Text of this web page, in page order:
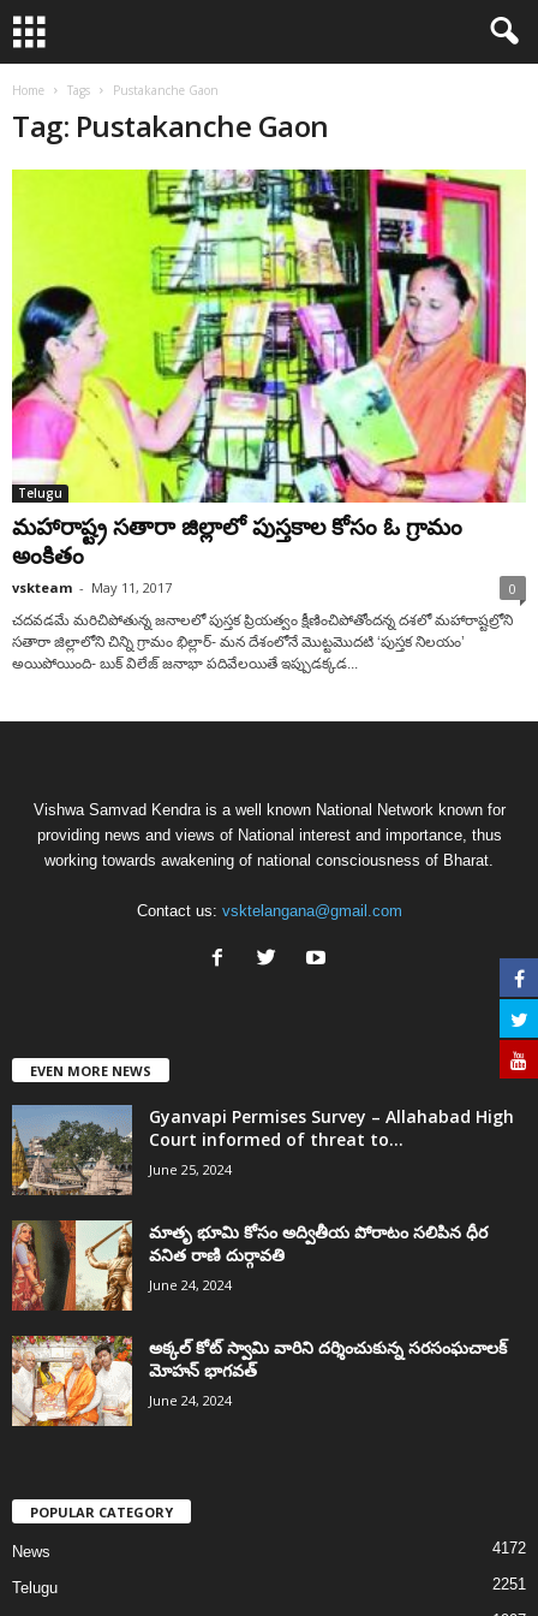
Home Tags Pustakanche Gaon
Tag: Pustakanche Gaon
Telugu
మహారాష్ట్ర సతారా జిల్లాలో పుస్తకాల కోసం ఓ గ్రామం
అంకితం
vskteam - May 11, 2017 0
చదవడమే మరిచిపోతున్న జనాలలో పుస్తక ప్రియత్వం క్షీణించిపోతోందన్న దశలో మహారాష్టల్రోని
సతారా జిల్లాలోని చిన్ని గ్రామం భిల్లార్- మన దేశంలోనే మొట్టమొదటి ‘పుస్తక నిలయం’
అయిపోయింది- బుక్ విలేజ్ జనాభా పదివేలయితే ఇప్పుడక్కడ...
Vishwa Samvad Kendra is a well known National Network known for
providing news and views of National interest and importance, thus
working towards awakening of national consciousness of Bharat.
Contact us: vsktelangana@gmail.com
EVEN MORE NEWS
Gyanvapi Permises Survey – Allahabad High
Court informed of threat to...
June 25, 2024
మాతృ భూమి కోసం అద్వితీయ పోరాటం సలిపిన ధీర
వనిత రాణి దుర్గావతి
June 24, 2024
అక్కల్‌ కోట్‌ స్వామి వారిని దర్శించుకున్న సరసంఘచాలక్
మోహన్ భాగవత్
June 24, 2024
POPULAR CATEGORY
News 4172
Telugu 2251